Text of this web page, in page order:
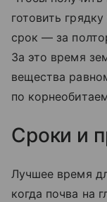
готовить
срок — за
За это время
вещества
по
Сроки и
Лучшее время
когда почва на